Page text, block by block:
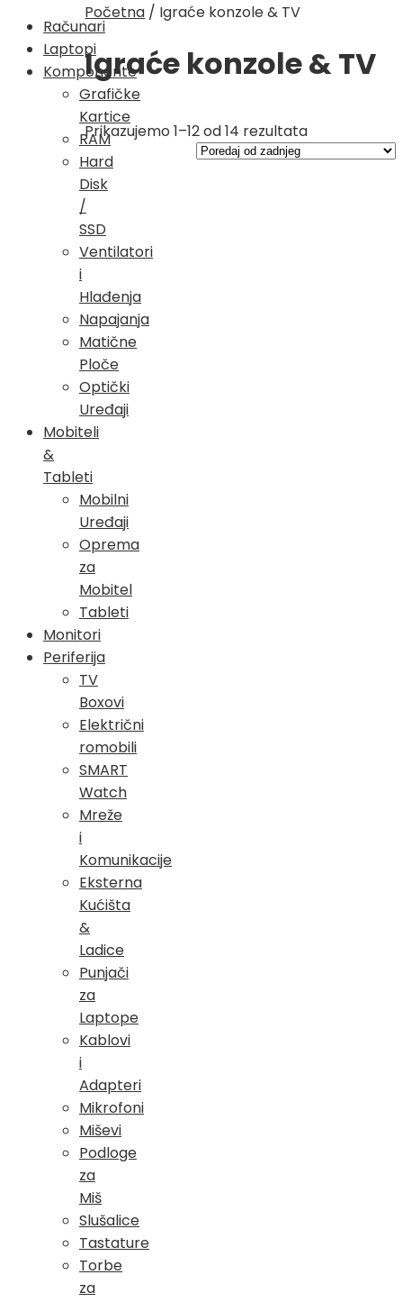
Računari
Laptopi
Komponente
Grafičke
Kartice
RAM
Hard
Disk
/
SSD
Ventilatori
i
Hlađenja
Napajanja
Matične
Ploče
Optički
Uređaji
Mobiteli
&
Tableti
Mobilni
Uređaji
Oprema
za
Mobitel
Tableti
Monitori
Periferija
TV
Boxovi
Električni
romobili
SMART
Watch
Mreže
i
Komunikacije
Eksterna
Kućišta
&
Ladice
Punjači
za
Laptope
Kablovi
i
Adapteri
Mikrofoni
Miševi
Podloge
za
Miš
Slušalice
Tastature
Torbe
za
Početna / Igraće konzole & TV
Igraće konzole & TV
Prikazujemo 1–12 od 14 rezultataPoredano